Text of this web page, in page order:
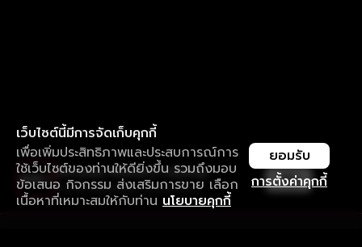
เว็บไซต์นี้มีการจัดเก็บคุกกี้
เพื่อเพิ่มประสิทธิภาพและประสบการณ์การ
ใช้เว็บไซต์ของท่านให้ดียิ่งขึ้น รวมถึงมอบ
ข้อเสนอ กิจกรรม ส่งเสริมการขาย เลือก
เนื้อหาที่เหมาะสมให้กับท่าน นโยบายคุกกี้
การตั้งค่าคุกกี้
ยอมรับ
ใช้งานแอป ลื่นไหลกว่า ไม่มีสะดุด
ดาวน์โหลดแอปเพื่อการรับชมที่ดีกว่า เปิด